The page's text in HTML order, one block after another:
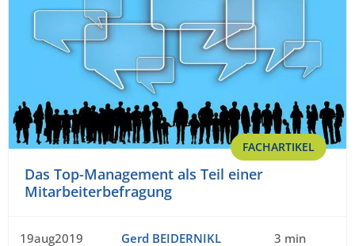
FACHARTIKEL
Das Top-Management als Teil einer
Mitarbeiterbefragung
19aug2019 Gerd BEIDERNIKL 3 min